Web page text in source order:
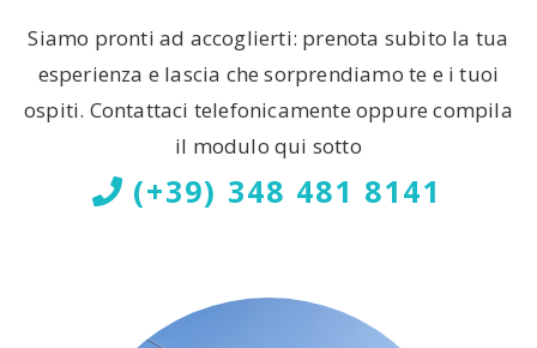
Siamo pronti ad accoglierti: prenota subito la tua
esperienza e lascia che sorprendiamo te e i tuoi
ospiti. Contattaci telefonicamente oppure compila
il modulo qui sotto
(+39) 348 481 8141